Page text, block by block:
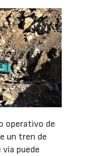
operativo de
un tren de
puede